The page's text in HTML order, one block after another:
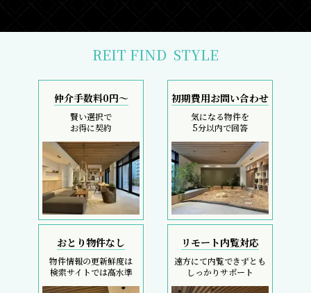
REIT FIND STYLE
仲介手数料0円～
賢い選択で
お得に契約
初期費用お問い合わせ
気になる物件を
5分以内で回答
おとり物件なし
物件情報の更新鮮度は
検索サイトでは高水準
リモート内覧対応
遠方にて内覧できずとも
しっかりサポート